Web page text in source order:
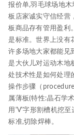
报价单,羽毛球场地
板店家诚实守信经营
板商品存有管用盈利
是标准。世界上没有
许多场地大家都能见
是大伙儿对运动木地
处技术性是如何处理
操作步骤（
属薄板(特性:晶石学
用'V'字形割槽机挖至
标准,切除焊棒。